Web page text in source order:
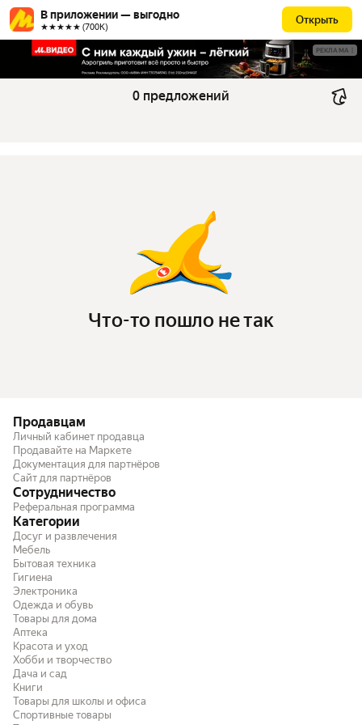
В приложении — выгодно
★★★★★ (700К)
Открыть
РЕКЛАМА
0 предложений
Что-то пошло не так
Продавцам
Личный кабинет продавца
Продавайте на Маркете
Документация для партнёров
Сайт для партнёров
Сотрудничество
Реферальная программа
Категории
Досуг и развлечения
Мебель
Бытовая техника
Гигиена
Электроника
Одежда и обувь
Товары для дома
Аптека
Красота и уход
Хобби и творчество
Дача и сад
Книги
Товары для школы и офиса
Спортивные товары